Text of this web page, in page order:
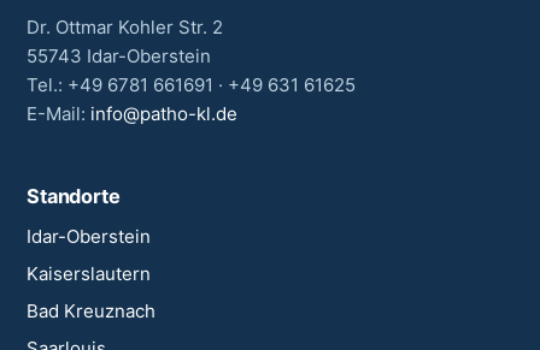
Dr. Ottmar Kohler Str. 2
55743 Idar-Oberstein
Tel.: +49 6781 661691 · +49 631 61625
E-Mail: info@patho-kl.de
Standorte
Idar-Oberstein
Kaiserslautern
Bad Kreuznach